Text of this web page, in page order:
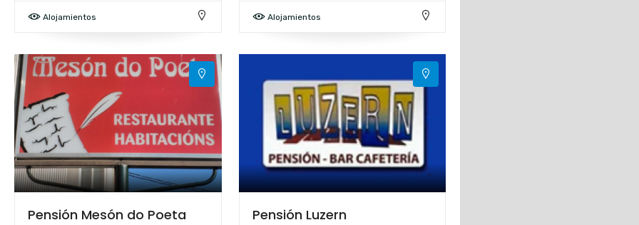
Alojamientos Alojamientos
Pensión Mesón do Poeta Pensión Luzern